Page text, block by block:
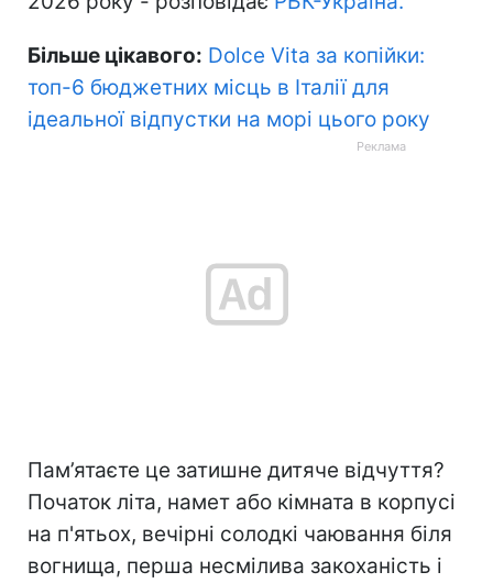
Більше цікавого: Dolce Vita за копійки:
топ-6 бюджетних місць в Італії для
ідеальної відпустки на морі цього року
Пам’ятаєте це затишне дитяче відчуття?
Початок літа, намет або кімната в корпусі
на п'ятьох, вечірні солодкі чаювання біля
вогнища, перша несмілива закоханість і